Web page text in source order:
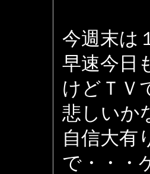
今週末は
早速今日
けどＴＶ
悲しいか
自信大有
で・・・